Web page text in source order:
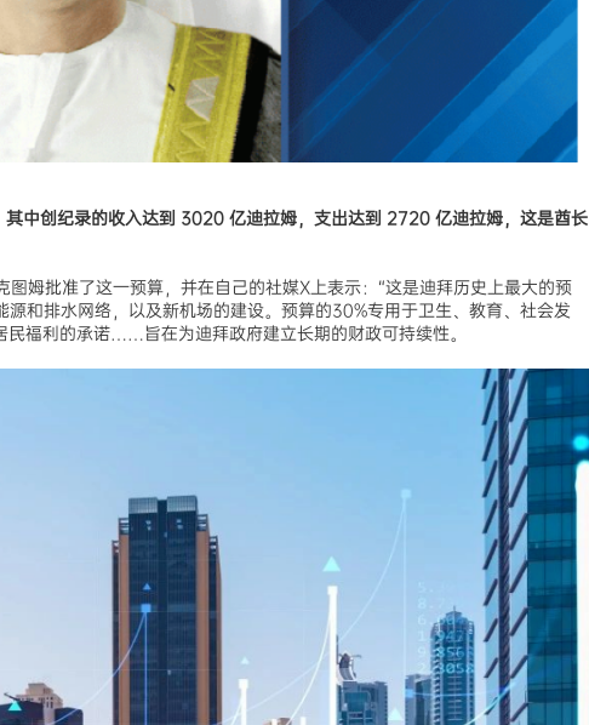
其中创纪录的收入达到 3020 亿迪拉姆，支出达到 2720 亿迪拉姆，这是酋长
图姆批准了这一预算，并在自己的社媒X上表示：“这是迪拜历史上最大的预
和排水网络，以及新机场的建设。预算的30%专用于卫生、教育、社会发
福利的承诺……旨在为迪拜政府建立长期的财政可持续性。